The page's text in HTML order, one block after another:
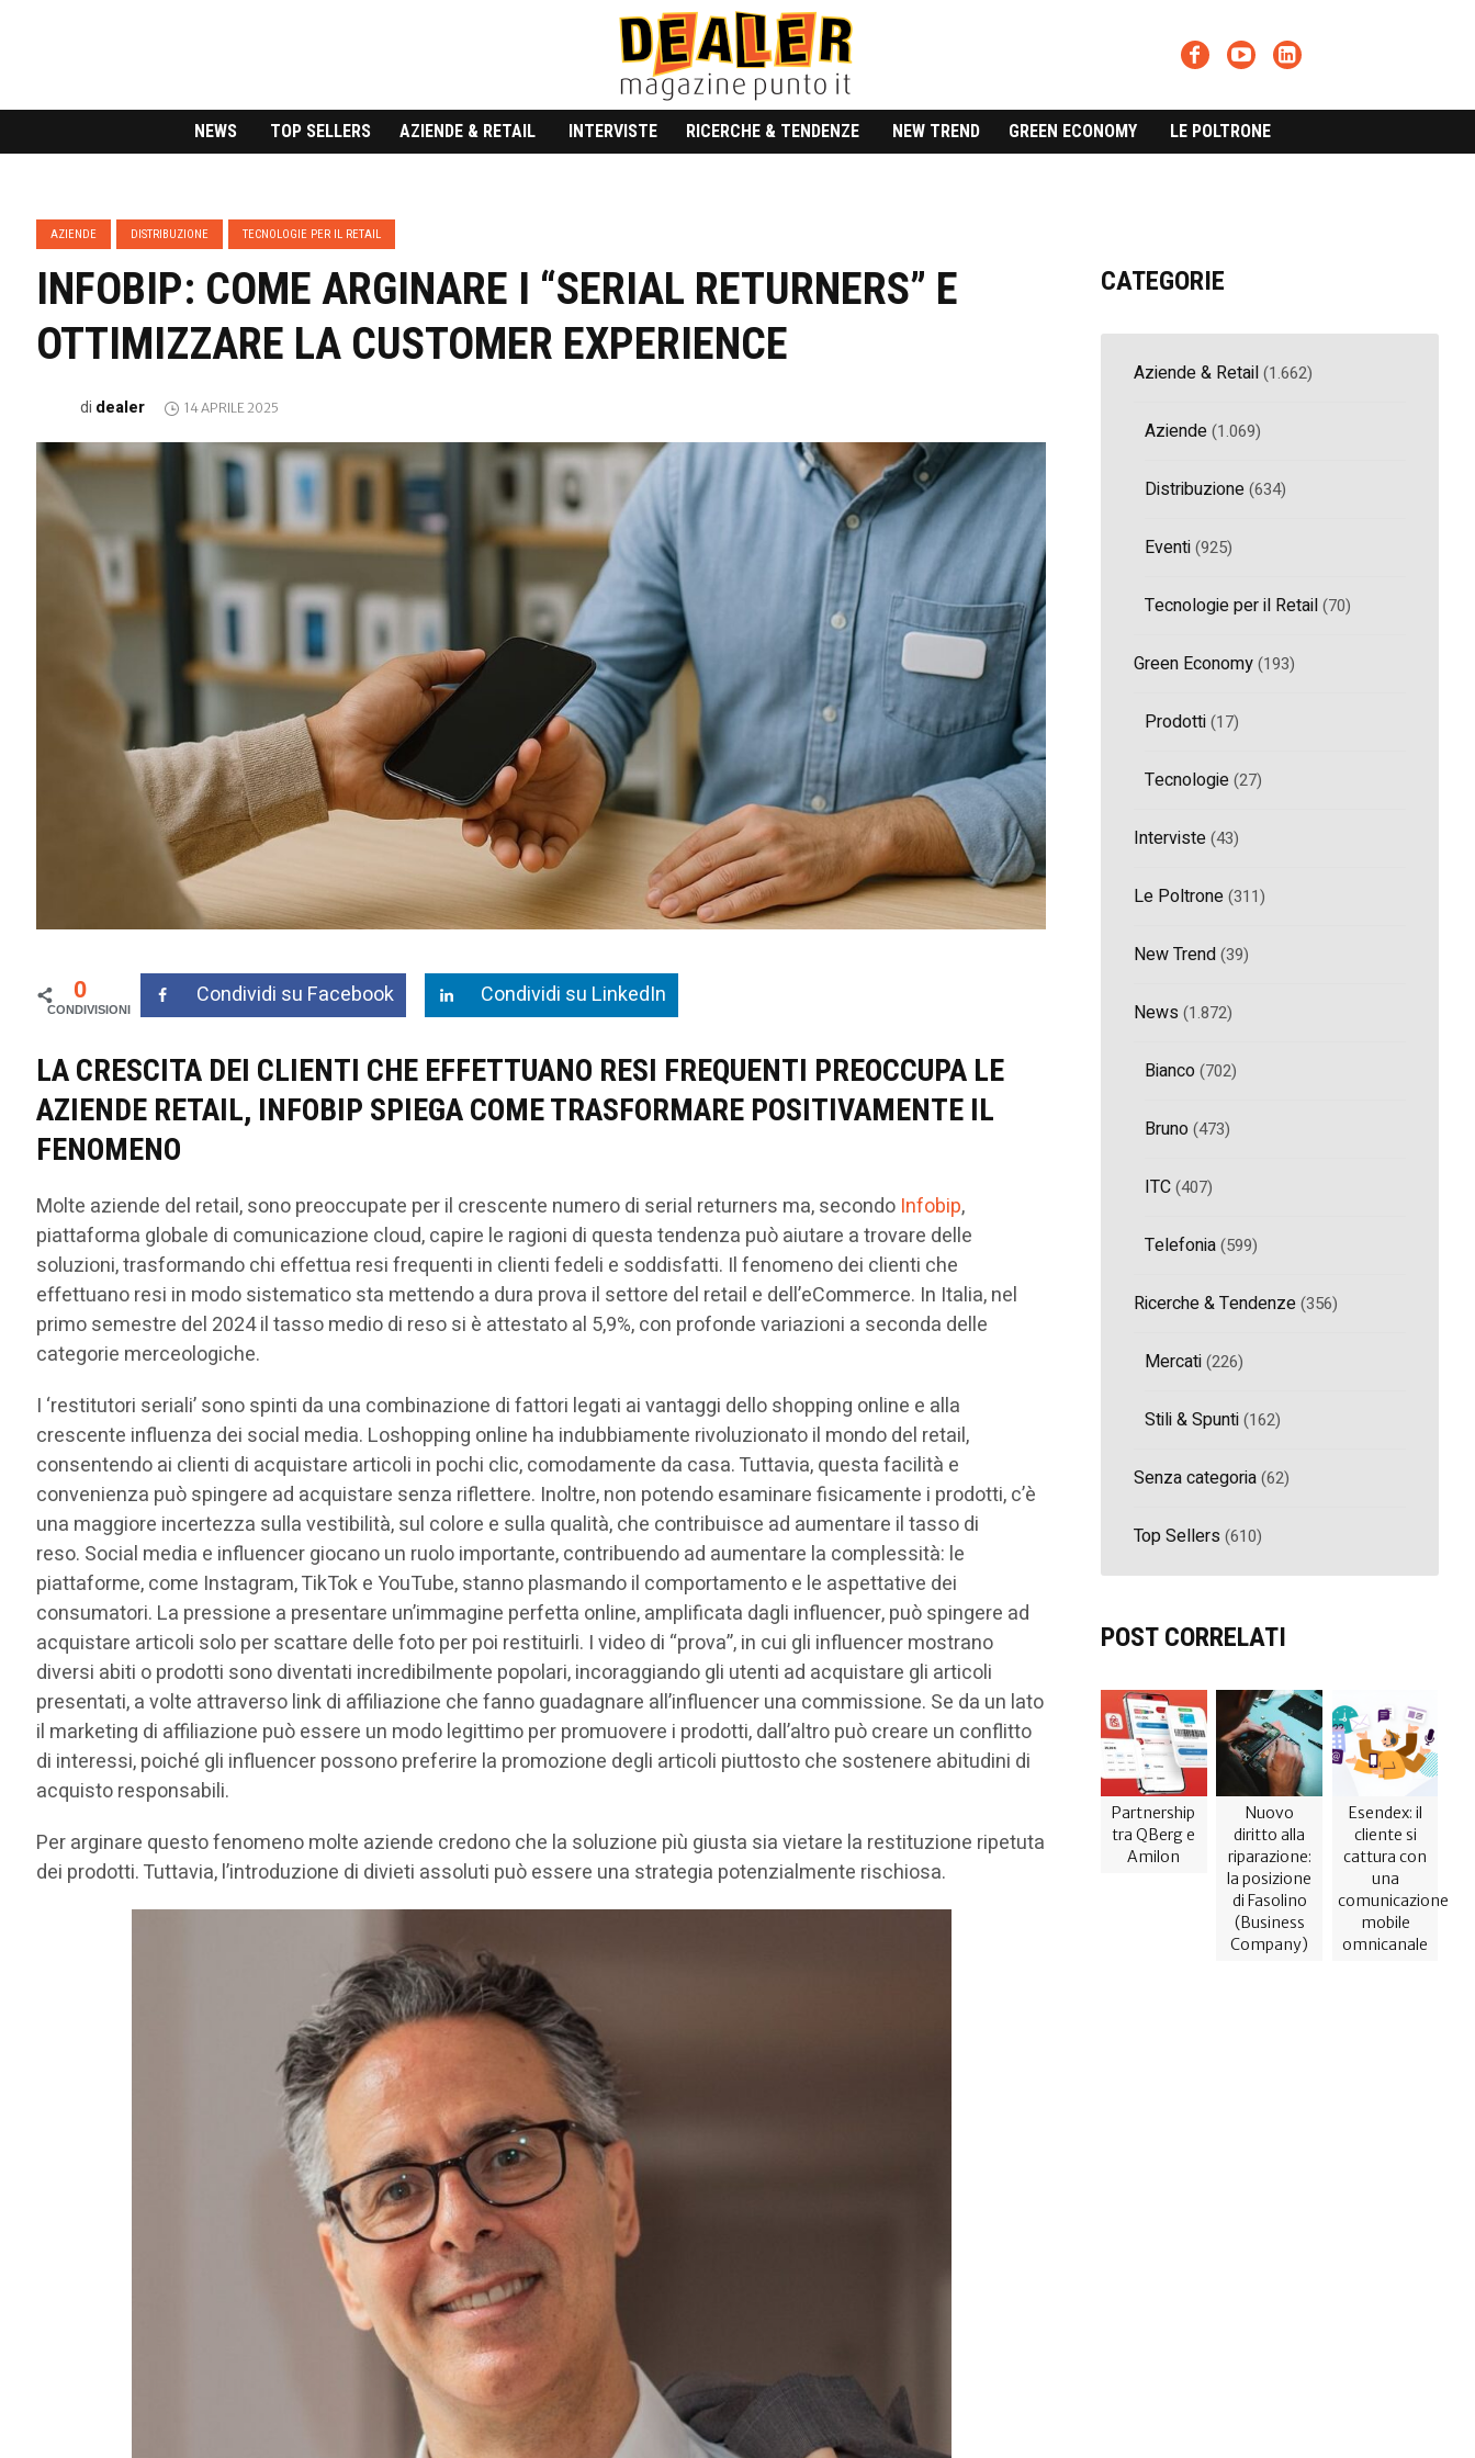
NEWS TOP SELLERS AZIENDE & RETAIL INTERVISTE RICERCHE & TENDENZE NEW TREND GREEN ECONOMY LE POLTRONE
AZIENDE DISTRIBUZIONE TECNOLOGIE PER IL RETAIL
INFOBIP: COME ARGINARE I “SERIAL RETURNERS” E
OTTIMIZZARE LA CUSTOMER EXPERIENCE
di dealer 14 APRILE 2025
0 Condividi su Facebook Condividi su LinkedIn
LA CRESCITA DEI CLIENTI CHE EFFETTUANO RESI FREQUENTI PREOCCUPA LE
AZIENDE RETAIL, INFOBIP SPIEGA COME TRASFORMARE POSITIVAMENTE IL
FENOMENO
Molte aziende del retail, sono preoccupate per il crescente numero di serial returners ma, secondo Infobip,
piattaforma globale di comunicazione cloud, capire le ragioni di questa tendenza può aiutare a trovare delle
soluzioni, trasformando chi effettua resi frequenti in clienti fedeli e soddisfatti. Il fenomeno dei clienti che
effettuano resi in modo sistematico sta mettendo a dura prova il settore del retail e dell’eCommerce. In Italia, nel
primo semestre del 2024 il tasso medio di reso si è attestato al 5,9%, con profonde variazioni a seconda delle
categorie merceologiche.
I ‘restitutori seriali’ sono spinti da una combinazione di fattori legati ai vantaggi dello shopping online e alla
crescente influenza dei social media. Loshopping online ha indubbiamente rivoluzionato il mondo del retail,
consentendo ai clienti di acquistare articoli in pochi clic, comodamente da casa. Tuttavia, questa facilità e
convenienza può spingere ad acquistare senza riflettere. Inoltre, non potendo esaminare fisicamente i prodotti, c’è
una maggiore incertezza sulla vestibilità, sul colore e sulla qualità, che contribuisce ad aumentare il tasso di
reso. Social media e influencer giocano un ruolo importante, contribuendo ad aumentare la complessità: le
piattaforme, come Instagram, TikTok e YouTube, stanno plasmando il comportamento e le aspettative dei
consumatori. La pressione a presentare un’immagine perfetta online, amplificata dagli influencer, può spingere ad
acquistare articoli solo per scattare delle foto per poi restituirli. I video di “prova”, in cui gli influencer mostrano
diversi abiti o prodotti sono diventati incredibilmente popolari, incoraggiando gli utenti ad acquistare gli articoli
presentati, a volte attraverso link di affiliazione che fanno guadagnare all’influencer una commissione. Se da un lato
il marketing di affiliazione può essere un modo legittimo per promuovere i prodotti, dall’altro può creare un conflitto
di interessi, poiché gli influencer possono preferire la promozione degli articoli piuttosto che sostenere abitudini di
acquisto responsabili.
Per arginare questo fenomeno molte aziende credono che la soluzione più giusta sia vietare la restituzione ripetuta
dei prodotti. Tuttavia, l’introduzione di divieti assoluti può essere una strategia potenzialmente rischiosa.
CATEGORIE
Aziende & Retail(1.662)
Aziende(1.069)
Distribuzione(634)
Eventi(925)
Tecnologie per il Retail(70)
Green Economy(193)
Prodotti(17)
Tecnologie(27)
Interviste(43)
Le Poltrone(311)
New Trend(39)
News (1.872)
Bianco(702)
Bruno(473)
ITC(407)
Telefonia(599)
Ricerche & Tendenze(356)
Mercati(226)
Stili & Spunti(162)
Senza categoria(62)
Top Sellers (610)
POST CORRELATI
Partnership
tra QBerg e
Amilon
Nuovo
diritto alla
riparazione:
la posizione
di Fasolino
(Business
Company)
Esendex: il
cliente si
cattura con
una
comunicazione
mobile
omnicanale